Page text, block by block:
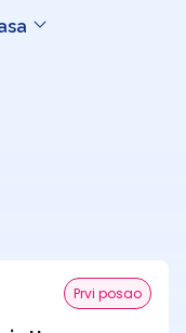
Prvi posao